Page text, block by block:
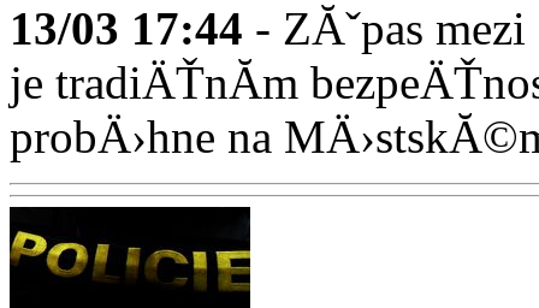
13/03 17:44 - ZĂˇpas
je tradiÄŤnĂ­m
probÄ›hne na